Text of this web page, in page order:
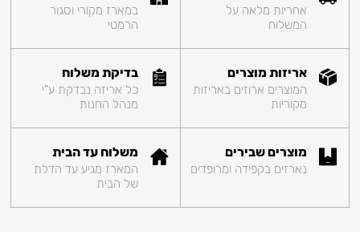
אחריות מלאה על
המשלוח
במארז מקורי וסגור
הרמטי
אריזות מוצרים
המוצרים ארוזים באריזות
מקוריות
בדיקת משלוח
כל אריזה נבדקת ע"י
מנהל החנות
מוצרים שבירים
נארזים בקפידה ומרופדים
משלוח עד הבית
המארז מגיע עד הדלת
של הבית